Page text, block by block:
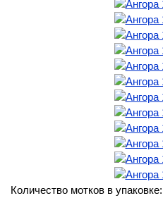
Количество мотков в упаковке: